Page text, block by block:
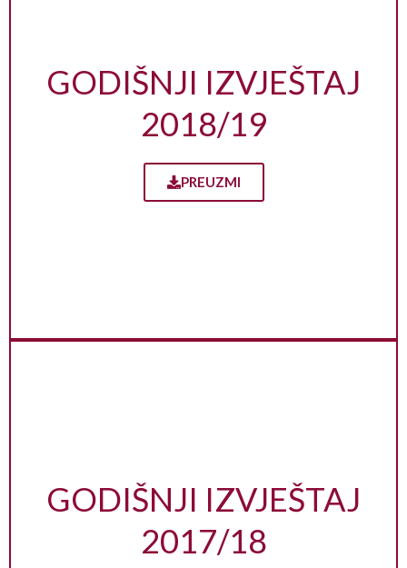
GODIŠNJI IZVJEŠTAJ
2018/19
PREUZMI
GODIŠNJI IZVJEŠTAJ
2017/18